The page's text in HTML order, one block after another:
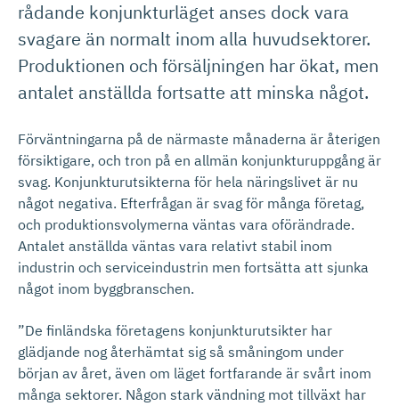
rådande konjunkturläget anses dock vara
svagare än normalt inom alla huvudsektorer.
Produktionen och försäljningen har ökat, men
antalet anställda fortsatte att minska något.
Förväntningarna på de närmaste månaderna är återigen
försiktigare, och tron på en allmän konjunkturuppgång är
svag. Konjunkturutsikterna för hela näringslivet är nu
något negativa. Efterfrågan är svag för många företag,
och produktionsvolymerna väntas vara oförändrade.
Antalet anställda väntas vara relativt stabil inom
industrin och serviceindustrin men fortsätta att sjunka
något inom byggbranschen.
”De finländska företagens konjunkturutsikter har
glädjande nog återhämtat sig så småningom under
början av året, även om läget fortfarande är svårt inom
många sektorer. Någon stark vändning mot tillväxt har